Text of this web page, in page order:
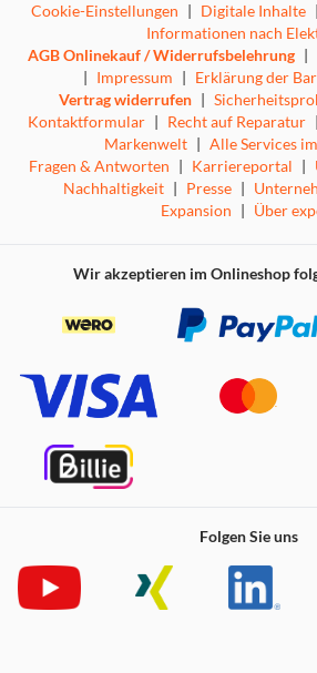
Cookie-Einstellungen | Digitale Inhalte |
Informationen nach
AGB Onlinekauf / Widerrufsbelehrung |
| Impressum | Erklärung der
Vertrag widerrufen |
Kontaktformular | Recht auf Reparatur |
Markenwelt | Alle Services
Fragen & Antworten | Karriereportal |
Nachhaltigkeit | Presse |
Expansion | Über
Wir akzeptieren im Onlineshop
Folgen Sie uns